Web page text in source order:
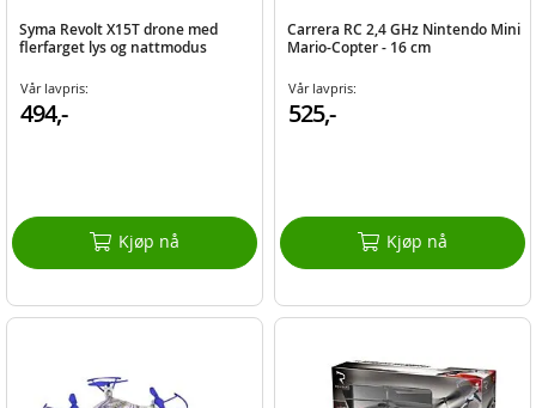
Syma Revolt X15T drone med
flerfarget lys og nattmodus
Vår lavpris:
494,-
Kjøp nå
Carrera RC 2,4 GHz Nintendo Mini
Mario-Copter - 16 cm
Vår lavpris:
525,-
Kjøp nå